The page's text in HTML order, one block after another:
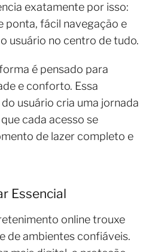
exatamente por isso:
ponta, fácil navegação e
usuário no centro de tudo.
é pensado para
e conforto. Essa
usuário cria uma jornada
cada acesso se
de lazer completo e
Essencial
online trouxe
de ambientes confiáveis.